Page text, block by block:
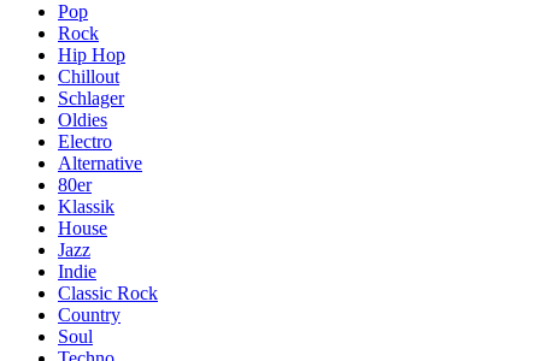
Pop
Rock
Hip Hop
Chillout
Schlager
Oldies
Electro
Alternative
80er
Klassik
House
Jazz
Indie
Classic Rock
Country
Soul